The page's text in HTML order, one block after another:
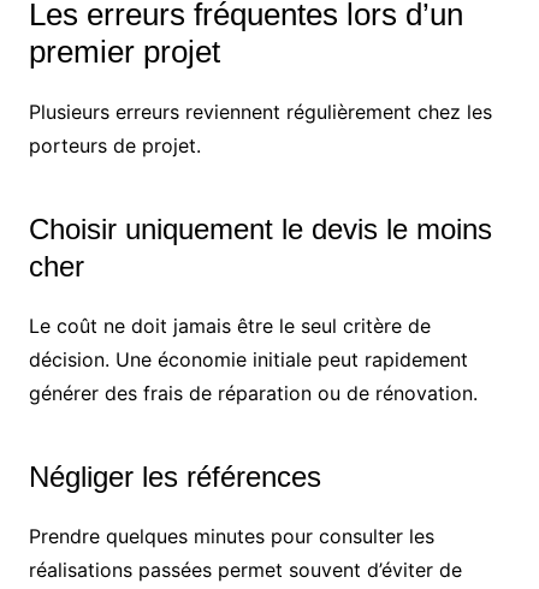
Les erreurs fréquentes lors d’un
premier projet
Plusieurs erreurs reviennent régulièrement chez les
porteurs de projet.
Choisir uniquement le devis le moins
cher
Le coût ne doit jamais être le seul critère de
décision. Une économie initiale peut rapidement
générer des frais de réparation ou de rénovation.
Négliger les références
Prendre quelques minutes pour consulter les
réalisations passées permet souvent d’éviter de